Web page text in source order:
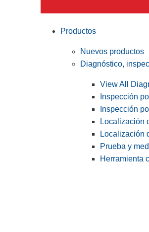
Productos
Nuevos productos
Diagnóstico,
View All
Inspección
Inspección
Localización
Localización
Prueba y
Herramienta